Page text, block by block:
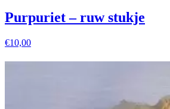
Purpuriet – ruw stukje
€10,00